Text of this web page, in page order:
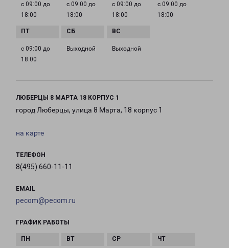
с 09:00 до
18:00
с 09:00 до
18:00
с 09:00 до
18:00
с 09:00 до
18:00
с 09:00 до
18:00
Выходной Выходной
ЛЮБЕРЦЫ 8 МАРТА 18 КОРПУС 1
город Люберцы, улица 8 Марта, 18 корпус 1
на карте
ТЕЛЕФОН
8(495) 660-11-11
EMAIL
pecom@pecom.ru
ГРАФИК РАБОТЫ